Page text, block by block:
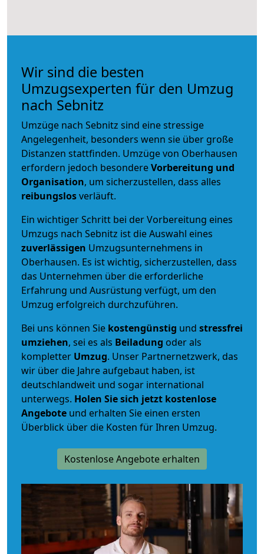
Wir sind die besten
Umzugsexperten für den Umzug
nach Sebnitz
Umzüge nach Sebnitz sind eine stressige
Angelegenheit, besonders wenn sie über große
Distanzen stattfinden. Umzüge von Oberhausen
erfordern jedoch besondereVorbereitung und
Organisation, um sicherzustellen, dass alles
reibungslosverläuft.
Ein wichtiger Schritt bei der Vorbereitung eines
Umzugs nach Sebnitz ist die Auswahl eines
zuverlässigen Umzugsunternehmens in
Oberhausen. Es ist wichtig, sicherzustellen, dass
das Unternehmen über die erforderliche
Erfahrung und Ausrüstung verfügt, um den
Umzug erfolgreich durchzuführen.
Bei uns können Sie kostengünstig und stressfrei
umziehen, sei es als Beiladung oder als
kompletter Umzug. Unser Partnernetzwerk, das
wir über die Jahre aufgebaut haben, ist
deutschlandweit und sogar international
unterwegs. Holen Sie sich jetzt kostenlose
Angebote und erhalten Sie einen ersten
Überblick über die Kosten für Ihren Umzug.
Kostenlose Angebote erhalten